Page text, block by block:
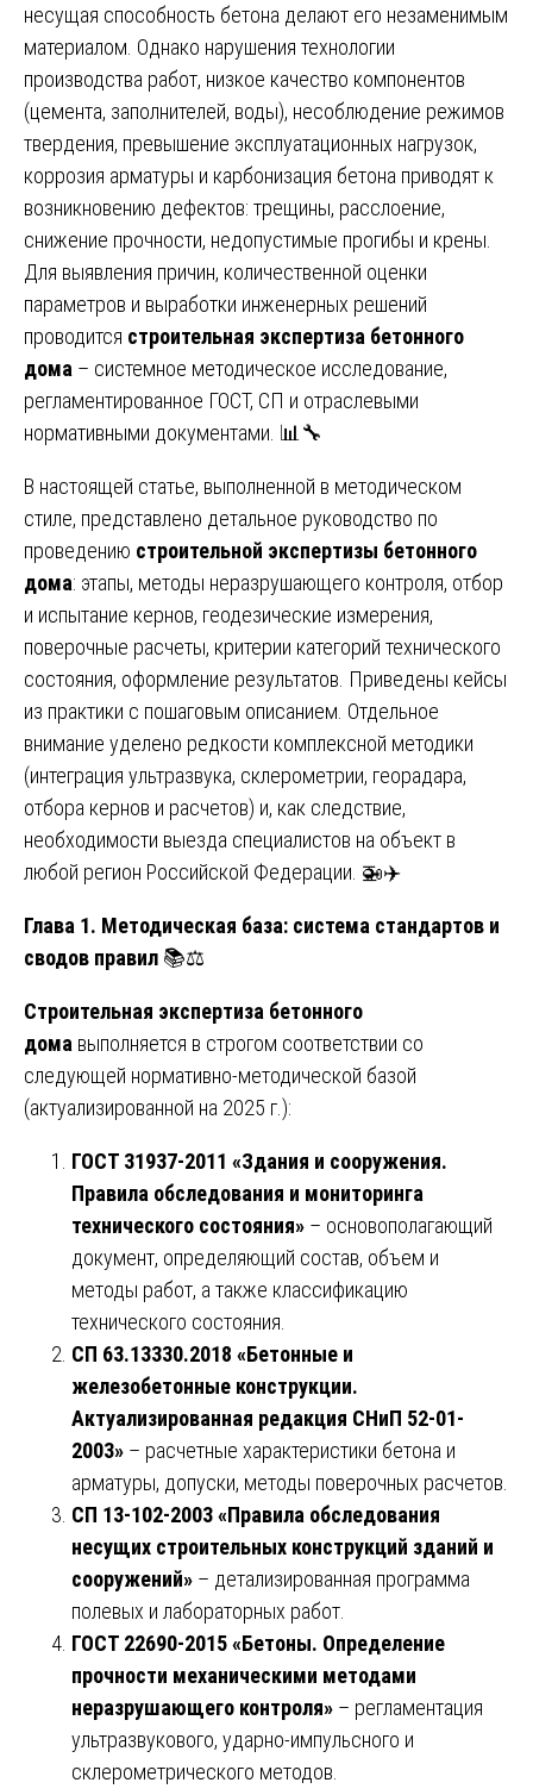
несущая способность бетона делают его незаменимым
материалом. Однако нарушения технологии
производства работ, низкое качество компонентов
(цемента, заполнителей, воды), несоблюдение режимов
твердения, превышение эксплуатационных нагрузок,
коррозия арматуры и карбонизация бетона приводят к
возникновению дефектов: трещины, расслоение,
снижение прочности, недопустимые прогибы и крены.
Для выявления причин, количественной оценки
параметров и выработки инженерных решений
проводится строительная экспертиза бетонного
дома – системное методическое исследование,
регламентированное ГОСТ, СП и отраслевыми
нормативными документами. 📊🔧
В настоящей статье, выполненной в методическом
стиле, представлено детальное руководство по
проведению строительной экспертизы бетонного
дома: этапы, методы неразрушающего контроля, отбор
и испытание кернов, геодезические измерения,
поверочные расчеты, критерии категорий технического
состояния, оформление результатов. Приведены кейсы
из практики с пошаговым описанием. Отдельное
внимание уделено редкости комплексной методики
(интеграция ультразвука, склерометрии, георадара,
отбора кернов и расчетов) и, как следствие,
необходимости выезда специалистов на объект в
любой регион Российской Федерации. 🚁✈️
Глава 1. Методическая база: система стандартов и
сводов правил 📚⚖️
Строительная экспертиза бетонного
дома выполняется в строгом соответствии со
следующей нормативно-методической базой
(актуализированной на 2025 г.):
ГОСТ 31937-2011 «Здания и сооружения.
Правила обследования и мониторинга
технического состояния» – основополагающий
документ, определяющий состав, объем и
методы работ, а также классификацию
технического состояния.
СП 63.13330.2018 «Бетонные и
железобетонные конструкции.
Актуализированная редакция СНиП 52-01-
2003» – расчетные характеристики бетона и
арматуры, допуски, методы поверочных расчетов.
СП 13-102-2003 «Правила обследования
несущих строительных конструкций зданий и
сооружений» – детализированная программа
полевых и лабораторных работ.
ГОСТ 22690-2015 «Бетоны. Определение
прочности механическими методами
неразрушающего контроля» – регламентация
ультразвукового, ударно-импульсного и
склерометрического методов.